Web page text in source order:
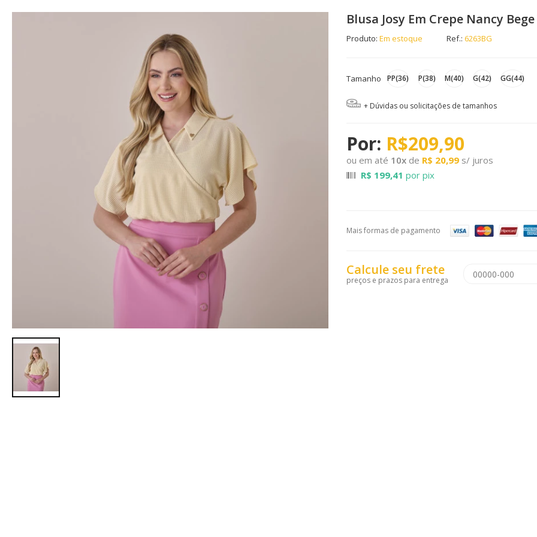
Blusa Josy Em Crepe Nancy
Produto: Em estoque Ref.: 6263BG
Tamanho PP(36) P(38) M(40) G(42) GG(44)
+ Dúvidas ou solicitações de tamanhos
R$209,90
ou em até 10x de R$ 20,99 s/ juros
R$ 199,41 por pix
Mais formas de pagamento
Calcule seu frete
preços e prazos para entrega